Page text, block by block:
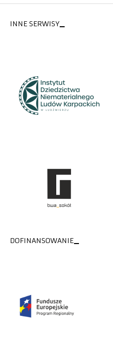
INNE SERWISY
DOFINANSOWANIE